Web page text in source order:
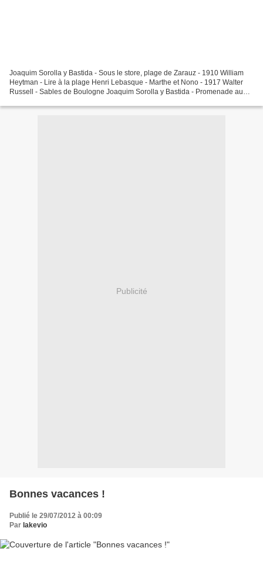
Joaquim Sorolla y Bastida - Sous le store, plage de Zarauz - 1910 William
Heytman - Lire à la plage Henri Lebasque - Marthe et Nono - 1917 Walter
Russell - Sables de Boulogne Joaquim Sorolla y Bastida - Promenade au
Publicité
Bonnes vacances !
Publié le 29/07/2012 à 00:09
Par lakevio